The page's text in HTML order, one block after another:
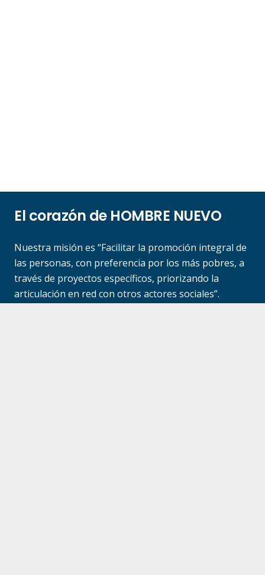
El corazón de HOMBRE NUEVO
Nuestra misión es “Facilitar la promoción integral de
las personas, con preferencia por los más pobres, a
través de proyectos específicos, priorizando la
articulación en red con otros actores sociales”.